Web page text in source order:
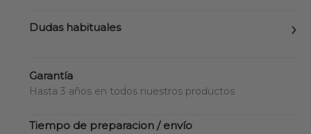
Dudas habituales
Garantía
Hasta 3 años en todos nuestros productos
Tiempo de preparacion / envío